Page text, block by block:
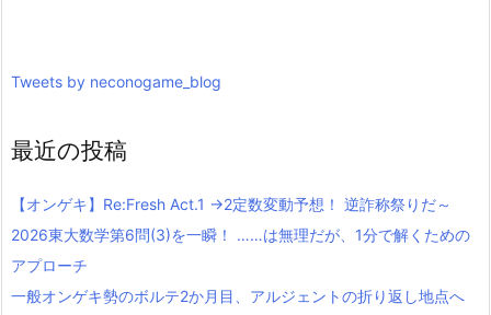
Tweets by neconogame_blog
最近の投稿
【オンゲキ】Re:Fresh Act.1 →2定数変動予想！ 逆詐称祭りだ～
2026東大数学第6問(3)を一瞬！ ……は無理だが、1分で解くための
アプローチ
一般オンゲキ勢のボルテ2か月目、アルジェントの折り返し地点へ